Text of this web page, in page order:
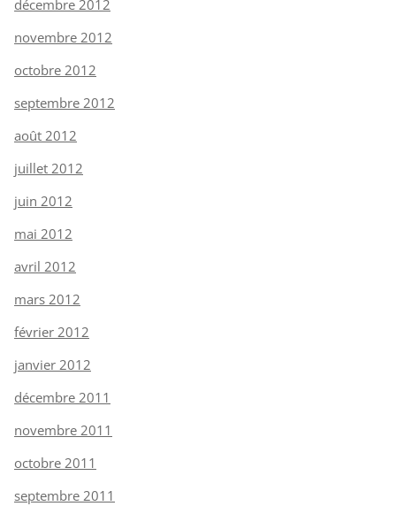
décembre 2012
novembre 2012
octobre 2012
septembre 2012
août 2012
juillet 2012
juin 2012
mai 2012
avril 2012
mars 2012
février 2012
janvier 2012
décembre 2011
novembre 2011
octobre 2011
septembre 2011